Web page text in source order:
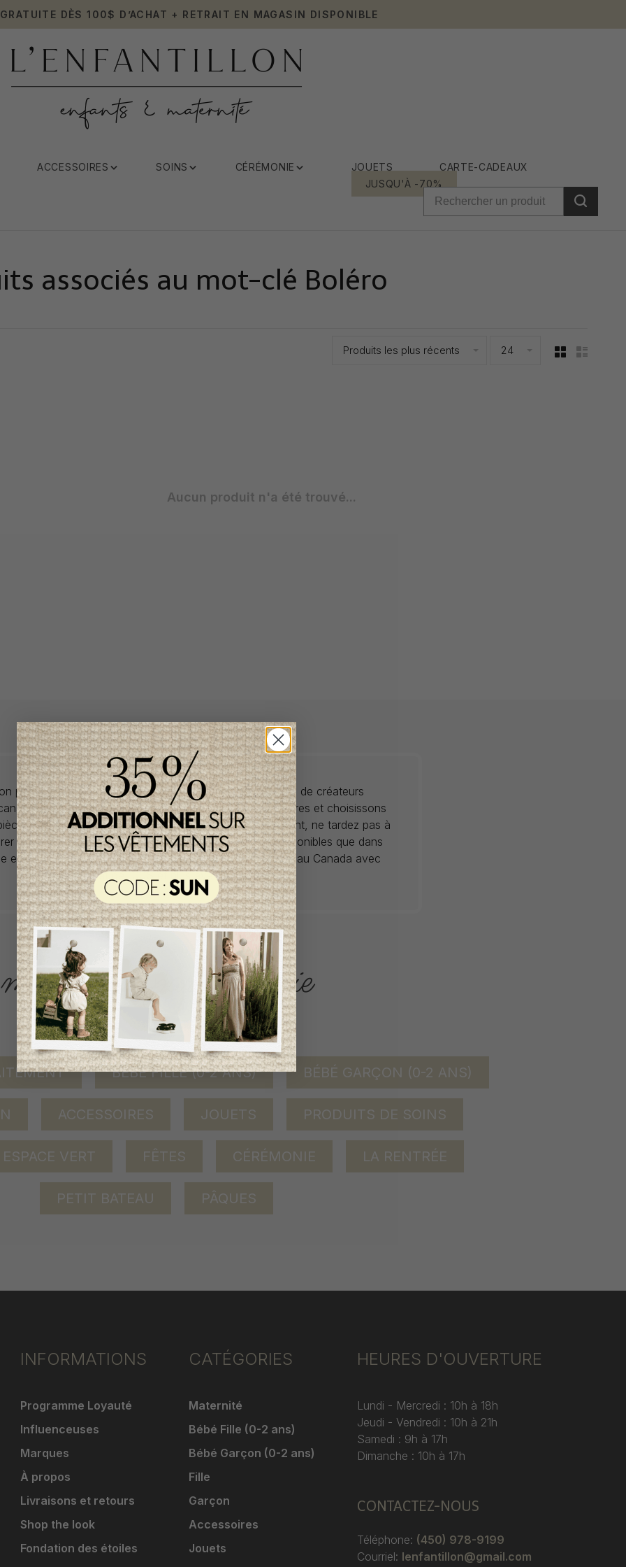
DÈS 100$ D’ACHAT + RETRAIT EN MAGASIN DISPONIBLE
ACCESSOIRES SOINS CÉRÉMONIE JOUETS
CARTE-CADEAUX
JUSQU'À -70%
associés au mot-clé Boléro
Produits les plus récents 24
Aucun produit n'a été trouvé...
propose des collections pour de vêtements pour bébés de créateurs
à prix imbattables. Nous dénichons les perles rares et choisissons
de saisons en saisons. Si un vêtement vous convient, ne tardez pas à
car la plupart du temps, les articles offerts ne sont disponibles que dans
et en un seul exemplaire. Profitez de la livraison gratuite au Canada avec
tout achat de 100$ et plus avant taxes.
ACCÈS RAPIDE
magasinez par catégorie
BÉBÉ FILLE (0-2 ANS) BÉBÉ GARÇON (0-2 ANS)
ACCESSOIRES JOUETS PRODUITS DE SOINS
ESPACE VERT FÊTES CÉRÉMONIE LA RENTRÉE
PETIT BATEAU PÂQUES
INFORMATIONS
Programme Loyauté
Influenceuses
Marques
À propos
Livraisons et retours
Shop the look
Fondation des étoiles
CATÉGORIES
Maternité
Bébé Fille (0-2 ans)
Bébé Garçon (0-2 ans)
Fille
Garçon
Accessoires
Jouets
HEURES D'OUVERTURE
Lundi - Mercredi : 10h à 18h
Jeudi - Vendredi : 10h à 21h
Samedi : 9h à 17h
Dimanche : 10h à 17h
CONTACTEZ-NOUS
Téléphone: (450) 978-9199
Courriel: lenfantillon@gmail.com